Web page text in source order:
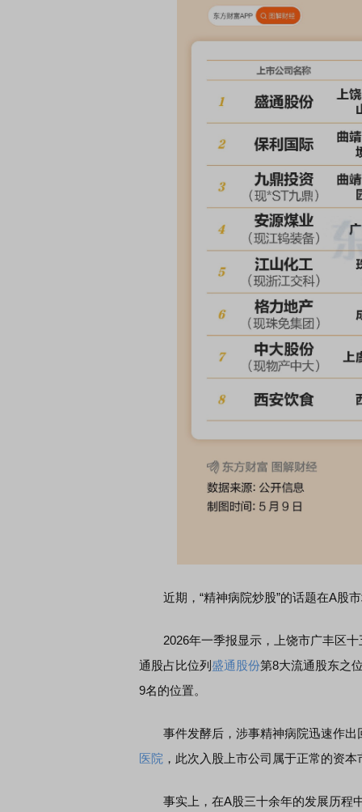
近期，“精神病院炒股”的话题在A股市
2026年一季报显示，上饶市广丰区十
通股占比位列 盛通股份第8大流通股东之
9名的位置。
事件发酵后，涉事精神病院迅速作出
医院 ，此次入股上市公司属于正常的资
事实上，在A股三十余年的发展历程中